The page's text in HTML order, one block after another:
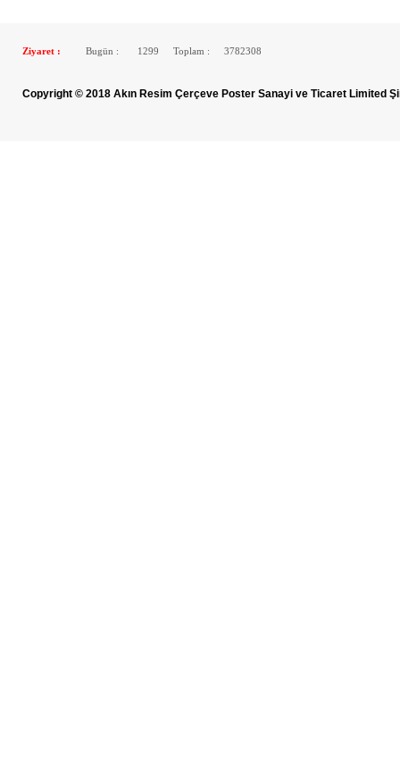
Ziyaret : Bugün : 1299 Toplam : 3782308
Copyright © 2018 Akın Resim Çerçeve Poster Sanayi ve Ticaret Limited